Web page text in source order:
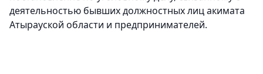
деятельностью бывших должностных лиц акимата
Атырауской области и предпринимателей.